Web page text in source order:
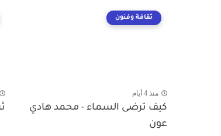
ثقافة وفنون
منذ 4 أيام
كيف ترضى السماء - محمد هادي
عون